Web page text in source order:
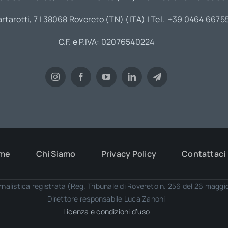
7 | 38068 Rovereto (TN) (ITA) | Tel. +39 0464
C.F. e P.IVA: 02076540224
Chi Siamo Privacy Policy Contattaci
registrata (Reg. Tribunale di Rovereto n. 256 del 26
Direttore responsabile Luca Zanoni
Licenza e condizioni d’uso